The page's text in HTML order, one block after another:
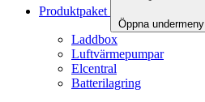
Produktpaket
Öppna undermeny
Laddbox
Luftvärmepumpar
Elcentral
Batterilagring